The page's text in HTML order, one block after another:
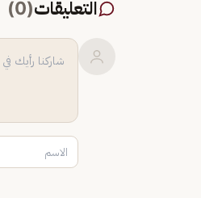
التعليقات(
0
)